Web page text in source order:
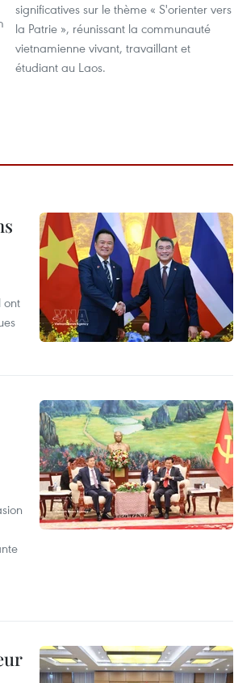
significatives sur le thème « S'orienter vers
la Patrie », réunissant la communauté
vietnamienne vivant, travaillant et
étudiant au Laos.
ont